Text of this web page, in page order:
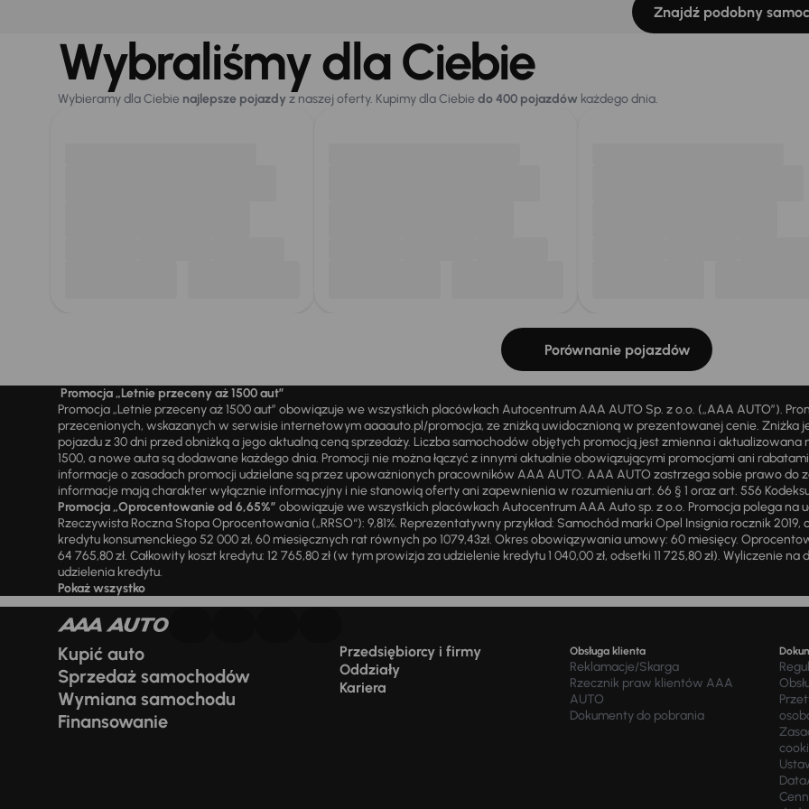
Znajdź podobny
Wybraliśmy dla Ciebie
Wybieramy dla Ciebie najlepsze pojazdy z naszej oferty. Kupimy dla Ciebiedo 400 pojazdów każdego dnia.
Porównanie pojazdów
Promocja „Letnie przeceny aż 1500 aut”
Promocja „Letnie przeceny aż 1500 aut” obowiązuje we wszystkich placówkach Autocentrum AAA AUTO Sp. z o.o. („AAA AUTO”).
przecenionych, wskazanych w serwisie internetowym aaaauto.pl/promocja, ze zniżką uwidocznioną w prezentowanej cenie. Zniżka
pojazdu z 30 dni przed obniżką a jego aktualną ceną sprzedaży. Liczba samochodów objętych promocją jest zmienna i
1500, a nowe auta są dodawane każdego dnia. Promocji nie można łączyć z innymi aktualnie obowiązującymi promocjami ani
informacje o zasadach promocji udzielane są przez upoważnionych pracowników AAA AUTO. AAA AUTO zastrzega sobie prawo
informacje mają charakter wyłącznie informacyjny i nie stanowią oferty ani zapewnienia w rozumieniu art. 66 § 1 oraz art. 556
Promocja „Oprocentowanie od 6,65%” obowiązuje we wszystkich placówkach Autocentrum AAA Auto sp. z o.o. Promocja polega na
Rzeczywista Roczna Stopa Oprocentowania („RRSO“): 9,81%. Reprezentatywny przykład: Samochód marki Opel Insignia rocznik 2019,
kredytu konsumenckiego 52 000 zł, 60 miesięcznych rat równych po 1079,43zł. Okres obowiązywania umowy: 60 miesięcy.
64 765,80 zł. Całkowity koszt kredytu: 12 765,80 zł (w tym prowizja za udzielenie kredytu 1 040,00 zł, odsetki 11 725,80 zł). Wyliczenie
udzielenia kredytu.
Pokaż wszystko
Kupić auto
Sprzedaż samochodów
Wymiana samochodu
Finansowanie
Przedsiębiorcy i firmy
Oddziały
Kariera
Obsługa klienta
Reklamacje/Skarga
Rzecznik praw klientów AAA
AUTO
Dokumenty do pobrania